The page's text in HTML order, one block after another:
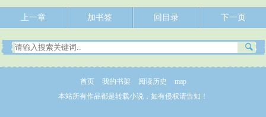
上一章 加书签 回目录 下一页
首页 我的书架 阅读历史
map
本站所有作品都是转载小说，如有侵权请告知！